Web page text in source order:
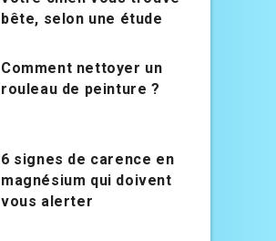
bête, selon une étude
Comment nettoyer un
rouleau de peinture ?
6 signes de carence en
magnésium qui doivent
vous alerter